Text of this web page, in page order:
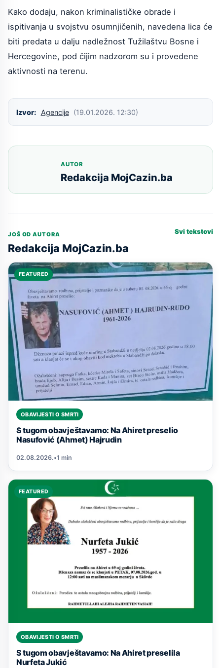
Kako dodaju, nakon kriminalističke obrade i
ispitivanja u svojstvu osumnjičenih, navedena lica će
biti predata u dalju nadležnost Tužilaštvu Bosne i
Hercegovine, pod čijim nadzorom su i provedene
aktivnosti na terenu.
Izvor: Agencije (19.01.2026. 12:30)
AUTOR
Redakcija MojCazin.ba
JOŠ OD AUTORA
Redakcija MojCazin.ba
Svi tekstovi
FEATURED
OBAVIJESTI O SMRTI
S tugom obavještavamo: Na Ahiret preselio
Nasufović (Ahmet) Hajrudin
02.08.2026.•1 min
FEATURED
OBAVIJESTI O SMRTI
S tugom obavještavamo: Na Ahiret preselila
Nurfeta Jukić